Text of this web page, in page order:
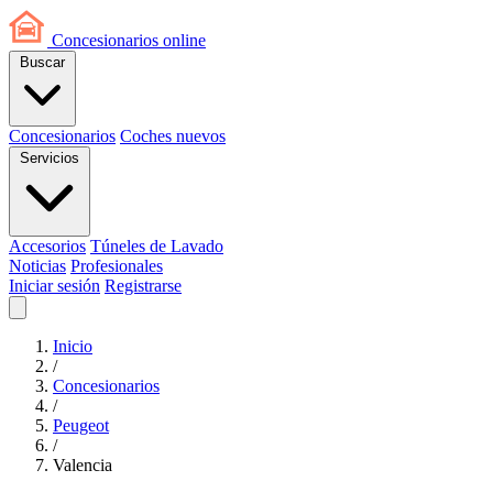
Concesionarios online
Buscar
Concesionarios Coches nuevos
Servicios
Accesorios Túneles de Lavado
Noticias Profesionales
Iniciar sesión Registrarse
Inicio
/
Concesionarios
/
Peugeot
/
Valencia